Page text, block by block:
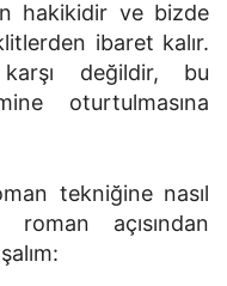
hakikidir ve bizde
ibaret kalır.
karşı değildir, bu
oturtulmasına
tekniğine nasıl
roman açısından